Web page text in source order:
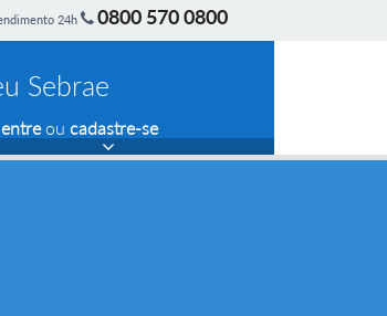
24h 0800 570 0800
Sebrae
entreou cadastre-se